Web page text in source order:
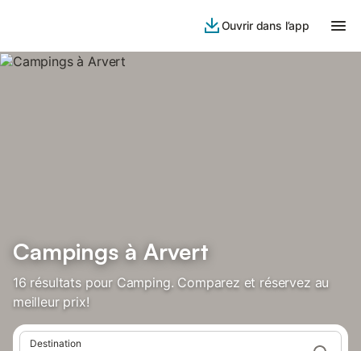
Ouvrir dans l’app
Campings à Arvert
16 résultats pour Camping. Comparez et réservez au
meilleur prix!
Destination